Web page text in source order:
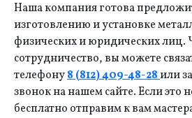
Наша компания готова
изготовлению и установке
физических и юридических лиц.
сотрудничество, вы можете
телефону8 (812) 409-48-28или
звонок на нашем сайте. Если это
бесплатно отправим к вам